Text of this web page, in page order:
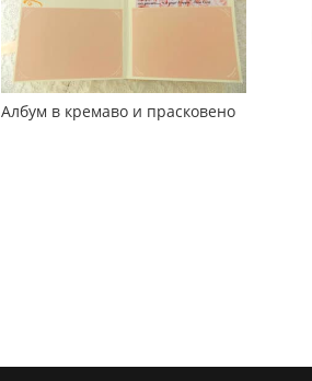
Албум в кремаво и прасковено